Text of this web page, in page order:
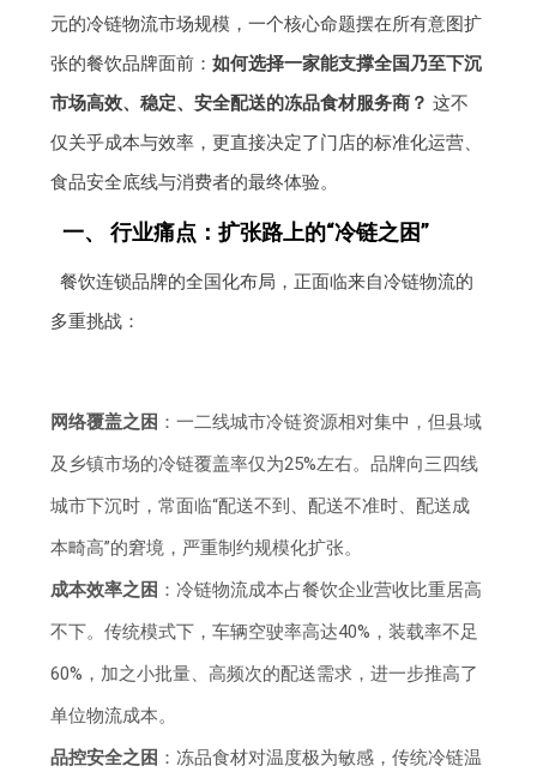
元的冷链物流市场规模，一个核心命题摆在所有意图扩
张的餐饮品牌面前：如何选择一家能支撑全国乃至下沉
市场高效、稳定、安全配送的冻品食材服务商？ 这不
仅关乎成本与效率，更直接决定了门店的标准化运营、
食品安全底线与消费者的最终体验。
一、 行业痛点：扩张路上的“冷链之困”
餐饮连锁品牌的全国化布局，正面临来自冷链物流的
多重挑战：
网络覆盖之困 ：一二线城市冷链资源相对集中，但县域
及乡镇市场的冷链覆盖率仅为25%左右。品牌向三四线
城市下沉时，常面临“配送不到、配送不准时、配送成
本畸高”的窘境，严重制约规模化扩张。
成本效率之困 ：冷链物流成本占餐饮企业营收比重居高
不下。传统模式下，车辆空驶率高达40%，装载率不足
60%，加之小批量、高频次的配送需求，进一步推高了
单位物流成本。
品控安全之困 ：冻品食材对温度极为敏感，传统冷链温